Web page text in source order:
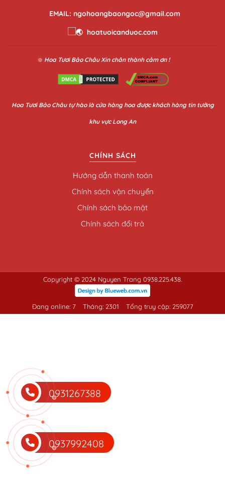
EMAIL: ngohoangbaongoc@gmail.com
hoatuoicanduoc.com
❇️ Hoa Tươi Bảo Châu Xin chân thành cảm ơn !
Hoa Tươi Bảo Châutự hào là cửa hàng hoa được khách hàng tin tưởng
khu vực Long An
CHÍNH SÁCH
Hướng dẫn thanh toán
Chính sách vận chuyển
Chính sách bảo mật
Chính sách đổi trả
Copyright © 2024 Nguyen Trang 0938.225.438.
Đang online: 7 Tháng: 2301 Tổng truy cập: 259077
0931267388
0937992408